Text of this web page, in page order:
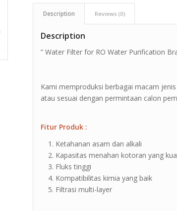
Description Reviews (0)
Description
” Water Filter for RO Water Purification
Kami memproduksi berbagai macam
atau sesuai dengan permintaan calon
Fitur Produk :
Ketahanan asam dan alkali
Kapasitas menahan kotoran yang
Fluks tinggi
Kompatibilitas kimia yang baik
Filtrasi multi-layer